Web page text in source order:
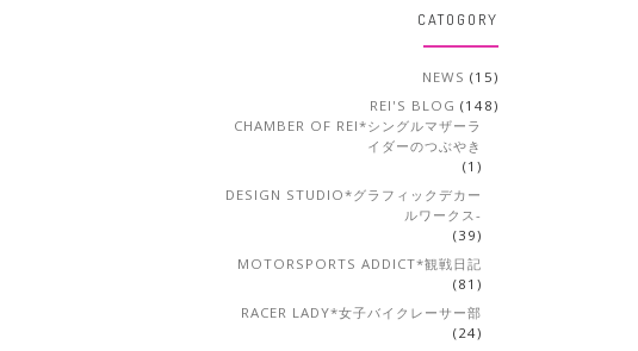
CATOGORY
NEWS (15)
REI'S BLOG (148)
CHAMBER OF REI*シングルマザーラ
イダーのつぶやき
(1)
DESIGN STUDIO*グラフィックデカー
ルワークス-
(39)
MOTORSPORTS ADDICT*観戦日記
(81)
RACER LADY*女子バイクレーサー部
(24)